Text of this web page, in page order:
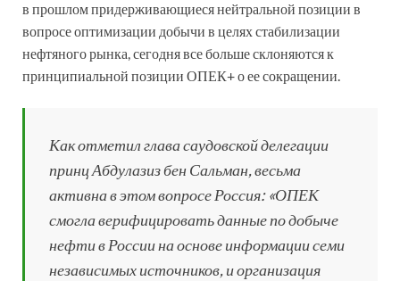
в прошлом придерживающиеся нейтральной позиции в
вопросе оптимизации добычи в целях стабилизации
нефтяного рынка, сегодня все больше склоняются к
принципиальной позиции ОПЕК+ о ее сокращении.
Как отметил глава саудовской делегации
принц Абдулазиз бен Сальман, весьма
активна в этом вопросе Россия: «ОПЕК
смогла верифицировать данные по добыче
нефти в России на основе информации семи
независимых источников, и организация